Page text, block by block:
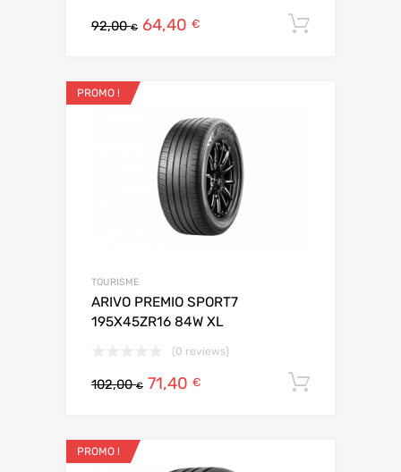
92,00€ 64,40 €
PROMO !
TOURISME
ARIVO PREMIO SPORT7
195X45ZR16 84W XL
(0 reviews)
102,00€ 71,40 €
PROMO !